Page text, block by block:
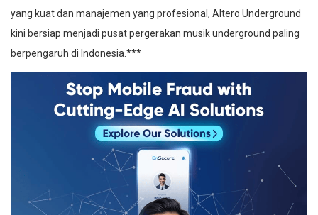
yang kuat dan manajemen yang profesional, Altero Underground
kini bersiap menjadi pusat pergerakan musik underground paling
berpengaruh di Indonesia.***